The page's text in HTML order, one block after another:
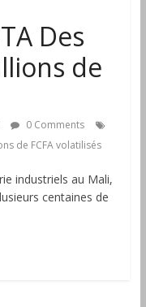
Des
de
0 Comments
de FCFA volatilisés
industriels au Mali,
centaines de